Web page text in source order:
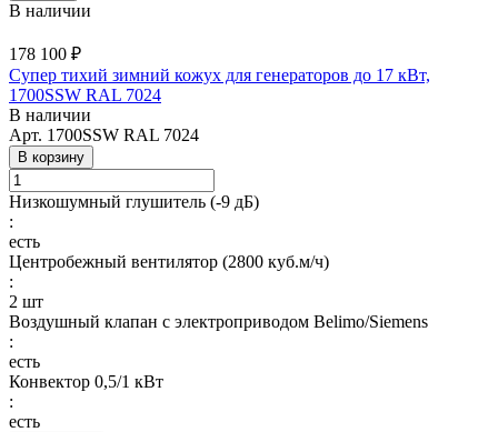
В наличии
178 100 ₽
Супер тихий зимний кожух для генераторов до 17 кВт,
1700SSW RAL 7024
В наличии
Арт. 1700SSW RAL 7024
В корзину
Низкошумный глушитель (-9 дБ)
:
есть
Центробежный вентилятор (2800 куб.м/ч)
:
2 шт
Воздушный клапан с электроприводом Belimo/Siemens
:
есть
Конвектор 0,5/1 кВт
:
есть